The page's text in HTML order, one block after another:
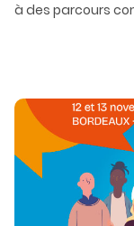
à des parcours